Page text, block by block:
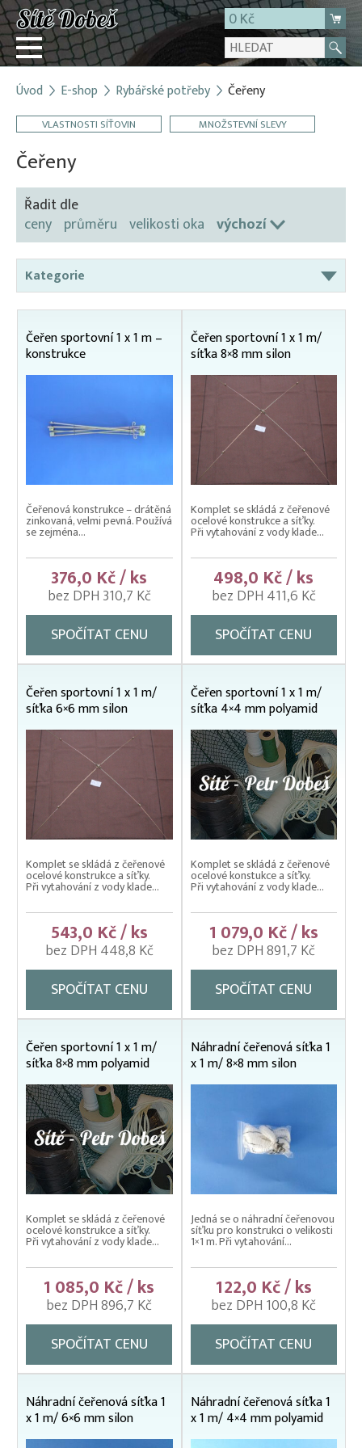
0 Kč
Přihlásit
Registrace
E-shop
O firmě
Kontakt
Úvod E-shop Rybářské potřeby Čeřeny
VLASTNOSTI SÍŤOVIN MNOŽSTEVNÍ SLEVY
Čeřeny
Řadit dle
ceny průměru velikosti oka výchozí
Kategorie
Karpsaky
Odchytové pasti
Vezírky EKO
Vezírky pogumované
Vrhací sítě na nástražní ryby
Čeřen sportovní 1 x 1 m –
konstrukce
Čeřenová konstrukce – drátěná
zinkovaná, velmi pevná. Používá
se zejména...
376,0 Kč / ks
bez DPH 310,7 Kč
SPOČÍTAT CENU
Čeřen sportovní 1 x 1 m/
síťka 8×8 mm silon
Komplet se skládá z čeřenové
ocelové konstrukce a síťky.
Při vytahování z vody klade...
498,0 Kč / ks
bez DPH 411,6 Kč
SPOČÍTAT CENU
Čeřen sportovní 1 x 1 m/
síťka 6×6 mm silon
Komplet se skládá z čeřenové
ocelové konstrukce a síťky.
Při vytahování z vody klade...
543,0 Kč / ks
bez DPH 448,8 Kč
SPOČÍTAT CENU
Čeřen sportovní 1 x 1 m/
síťka 4×4 mm polyamid
Komplet se skládá z čeřenové
ocelové konstukce a síťky.
Při vytahování z vody klade...
1 079,0 Kč / ks
bez DPH 891,7 Kč
SPOČÍTAT CENU
Čeřen sportovní 1 x 1 m/
síťka 8×8 mm polyamid
Komplet se skládá z čeřenové
ocelové konstrukce a síťky.
Při vytahování z vody klade...
1 085,0 Kč / ks
bez DPH 896,7 Kč
SPOČÍTAT CENU
Náhradní čeřenová síťka 1
x 1 m/ 8×8 mm silon
Jedná se o náhradní čeřenovou
síťku pro konstrukci o velikosti
1×1 m. Při vytahování...
122,0 Kč / ks
bez DPH 100,8 Kč
SPOČÍTAT CENU
Náhradní čeřenová síťka 1
x 1 m/ 6×6 mm silon
Náhradní čeřenová síťka 1
x 1 m/ 4×4 mm polyamid